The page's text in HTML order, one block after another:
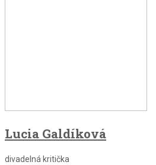
Lucia Galdíková
divadelná kritička